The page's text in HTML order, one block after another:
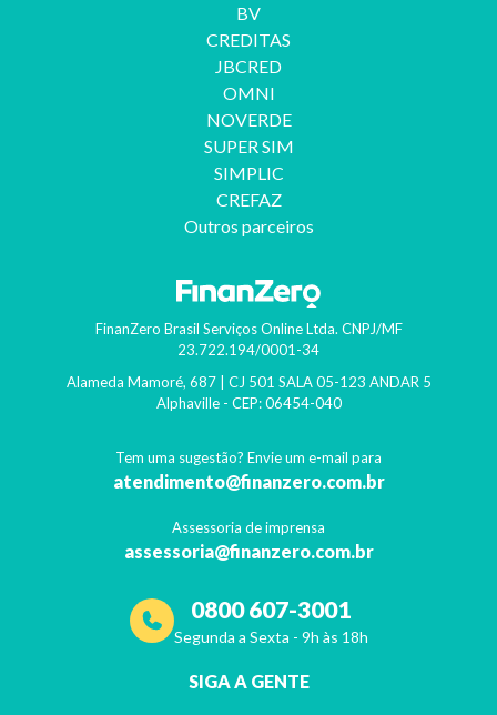
BV
CREDITAS
JBCRED
OMNI
NOVERDE
SUPER SIM
SIMPLIC
CREFAZ
Outros parceiros
FinanZero Brasil Serviços Online Ltda. CNPJ/MF
23.722.194/0001-34
Alameda Mamoré, 687 | CJ 501 SALA 05-123 ANDAR 5
Alphaville- CEP: 06454-040
Tem uma sugestão? Envie um e-mail para
atendimento@finanzero.com.br
Assessoria de imprensa
assessoria@finanzero.com.br
0800 607-3001
Segunda a Sexta - 9h às 18h
SIGA A GENTE